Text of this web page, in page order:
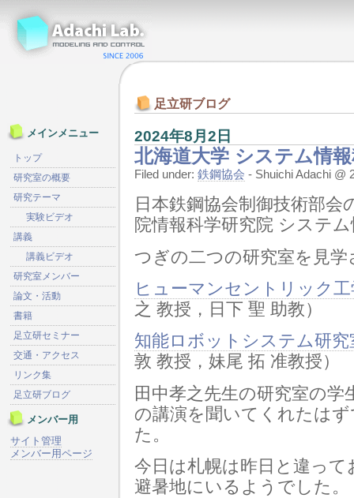
足立研ブログ
2024年8月2日
北海道大学 システム情
Filed under: 鉄鋼協会 - Shuichi Adachi @
日本鉄鋼協会制御技術部
院情報科学研究院 システ
つぎの二つの研究室を見
ヒューマンセントリック
之 教授，日下 聖 助教）
知能ロボットシステム研究
敦 教授，妹尾 拓 准教授）
田中孝之先生の研究室の
の講演を聞いてくれたは
た。
今日は札幌は昨日と違っ
避暑地にいるようでした。
メインメニュー
トップ
研究室の概要
研究テーマ
実験ビデオ
講義
講義ビデオ
研究室メンバー
論文・活動
書籍
足立研セミナー
交通・アクセス
リンク集
足立研ブログ
メンバー用
サイト管理
メンバー用ページ